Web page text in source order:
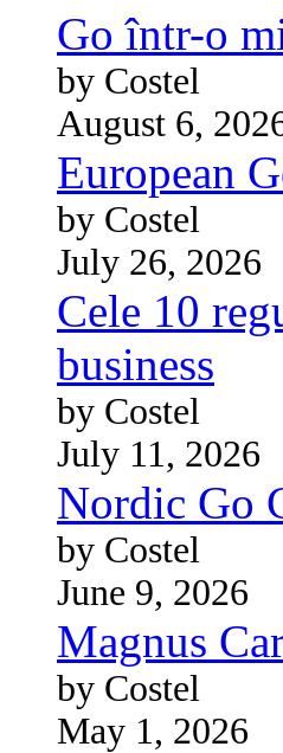
Go într-o
by Costel
August 6,
European
by Costel
July 26, 2026
Cele 10
business
by Costel
July 11, 2026
Nordic Go
by Costel
June 9, 2026
Magnus
by Costel
May 1, 2026